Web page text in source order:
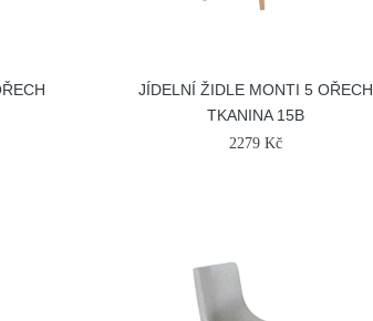
JÍDELNÍ ŽIDLE MONTI 5 OŘECH
TKANINA 15B
2279 Kč